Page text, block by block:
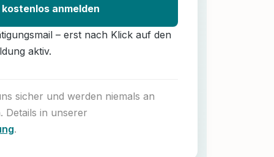
anmelden
– erst nach Klick auf den
aktiv.
sicher und werden niemals an
Details in unserer
.